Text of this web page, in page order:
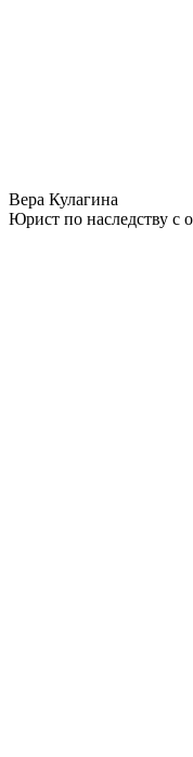
Вера Кулагина
Юрист по наследству с